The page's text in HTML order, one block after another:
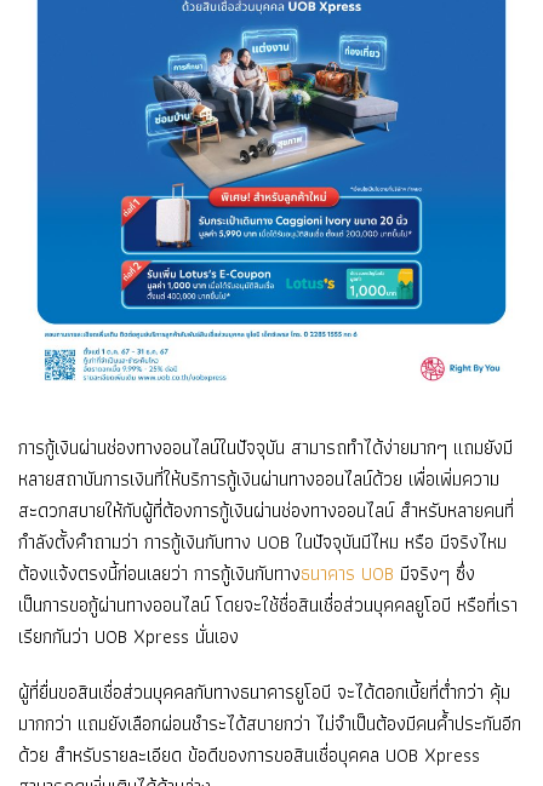
การกู้เงินผ่านช่องทางออนไลน์ในปัจจุบัน สามารถทำได้ง่ายมากๆ แถมยังมี
หลายสถาบันการเงินที่ให้บริการกู้เงินผ่านทางออนไลน์ด้วย เพื่อเพิ่มความ
สะดวกสบายให้กับผู้ที่ต้องการกู้เงินผ่านช่องทางออนไลน์ สำหรับหลายคนที่
กำลังตั้งคำถามว่า การกู้เงินกับทาง UOB ในปัจจุบันมีไหม หรือ มีจริงไหม
ต้องแจ้งตรงนี้ก่อนเลยว่า การกู้เงินกับทางธนาคาร UOB มีจริงๆ ซึ่ง
เป็นการขอกู้ผ่านทางออนไลน์ โดยจะใช้ชื่อสินเชื่อส่วนบุคคลยูโอบี หรือที่เรา
เรียกกันว่า UOB Xpress นั่นเอง
ผู้ที่ยื่นขอสินเชื่อส่วนบุคคลกับทางธนาคารยูโอบี จะได้ดอกเบี้ยที่ต่ำกว่า คุ้ม
มากกว่า แถมยังเลือกผ่อนชำระได้สบายกว่า ไม่จำเป็นต้องมีคนค้ำประกันอีก
ด้วย สำหรับรายละเอียด ข้อดีของการขอสินเชื่อบุคคล UOB Xpress